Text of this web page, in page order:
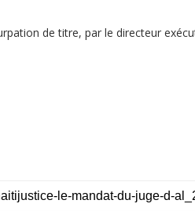
de titre, par le directeur